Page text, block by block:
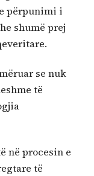
përpunimi i
shumë prej
se nuk
të
në procesin e
të